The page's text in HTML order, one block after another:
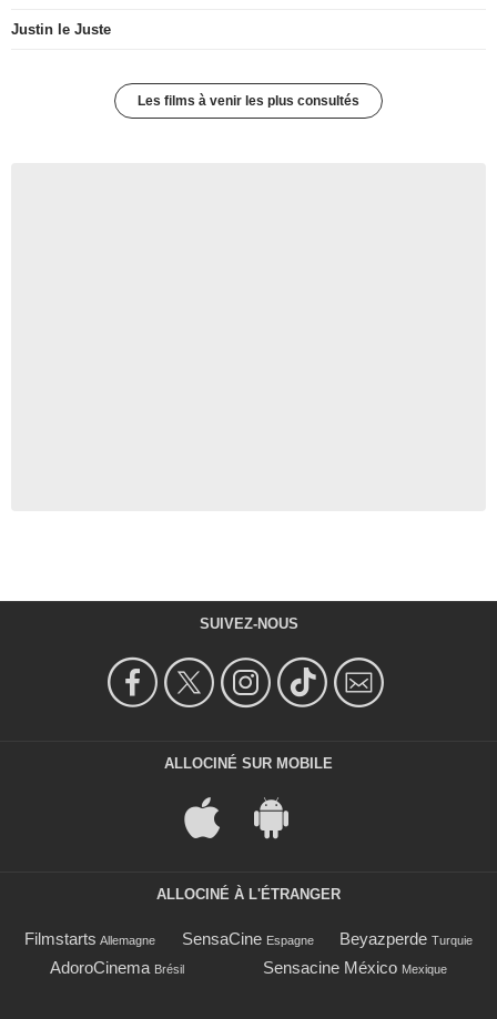
Justin le Juste
Les films à venir les plus consultés
SUIVEZ-NOUS
ALLOCINÉ SUR MOBILE
ALLOCINÉ À L'ÉTRANGER
Filmstarts Allemagne SensaCine Espagne Beyazperde Turquie
AdoroCinema Brésil Sensacine México Mexique